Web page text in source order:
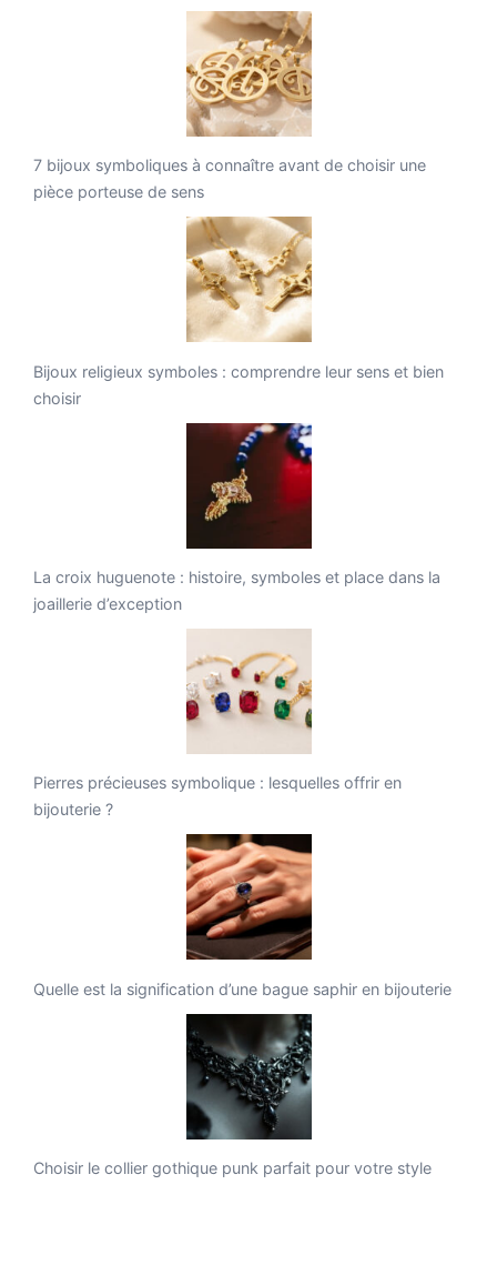
7 bijoux symboliques à connaître avant de choisir une
pièce porteuse de sens
Bijoux religieux symboles : comprendre leur sens et bien
choisir
La croix huguenote : histoire, symboles et place dans la
joaillerie d’exception
Pierres précieuses symbolique : lesquelles offrir en
bijouterie ?
Quelle est la signification d’une bague saphir en bijouterie
Choisir le collier gothique punk parfait pour votre style